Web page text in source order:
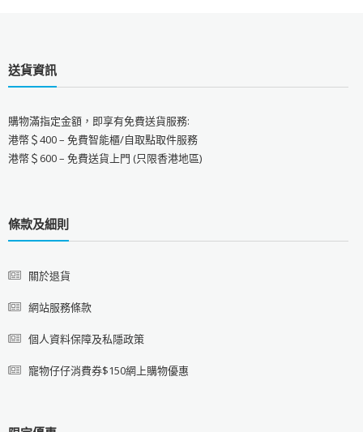
送貨資訊
購物滿指定金額，即享有免費送貨服務:
港幣＄400 – 免費智能櫃/自取點取件服務
港幣＄600 – 免費送貨上門 (只限香港地區)
條款及細則
關於退貨
網站服務條款
個人資料保障及私隱政策
寵物仔仔消費券$150網上購物優惠